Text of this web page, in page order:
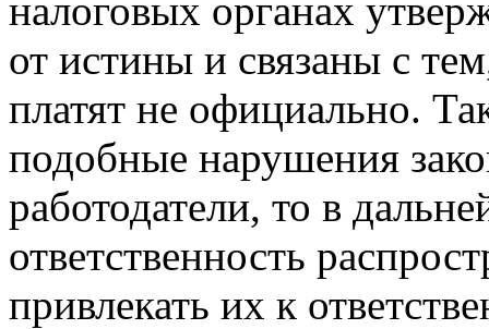
налоговых органах
от истины и связаны с
платят не официально.
подобные нарушения
работодатели, то в
ответственность
привлекать их к